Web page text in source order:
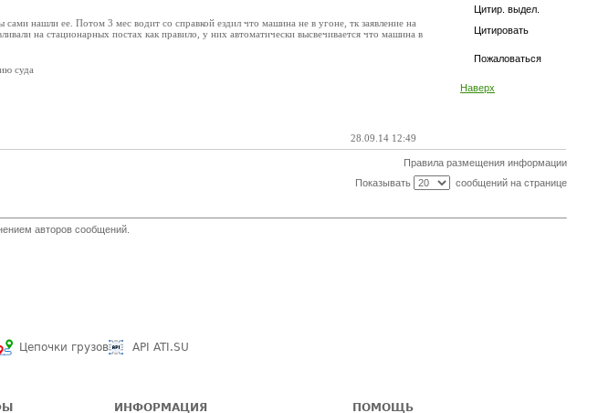
Цитир. выдел.
Цитировать
Пожаловаться
Наверх
нашли ее. Потом 3 мес водит со справкой ездил что машина не в угоне, тк заявление на
на стационарных постах как правило, у них автоматически высвечивается что машина в
суда
28.09.14 12:49
Правила размещения информации
Показывать
сообщений на странице
авторов сообщений.
Цепочки грузов API ATI.SU
ИНФОРМАЦИЯ ПОМОЩЬ